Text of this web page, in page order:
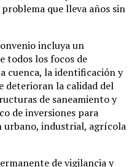
que lleva años sin
incluya un
todos los focos de
cuenca, la identificación y
deterioran la calidad del
de saneamiento y
de inversiones para
urbano, industrial, agrícola
de vigilancia y